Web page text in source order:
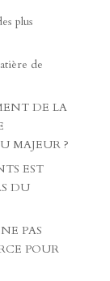
plus
de
DE LA
MAJEUR ?
EST
DU
PAS
POUR